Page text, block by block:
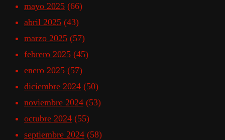
mayo 2025 (66)
abril 2025 (43)
marzo 2025 (57)
febrero 2025 (45)
enero 2025 (57)
diciembre 2024 (50)
noviembre 2024 (53)
octubre 2024 (55)
septiembre 2024 (58)